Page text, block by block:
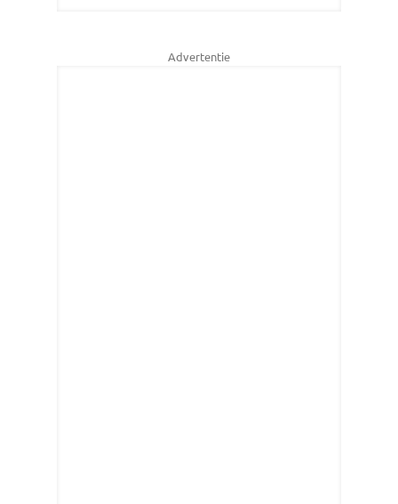
Advertentie